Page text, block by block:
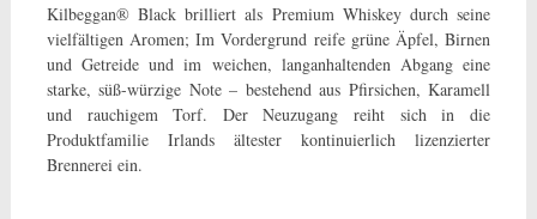
Kilbeggan® Black brilliert als Premium Whiskey durch seine
vielfältigen Aromen; Im Vordergrund reife grüne Äpfel, Birnen
und Getreide und im weichen, langanhaltenden Abgang eine
starke, süß-würzige Note – bestehend aus Pfirsichen, Karamell
und rauchigem Torf. Der Neuzugang reiht sich in die
Produktfamilie Irlands ältester kontinuierlich lizenzierter
Brennerei ein.